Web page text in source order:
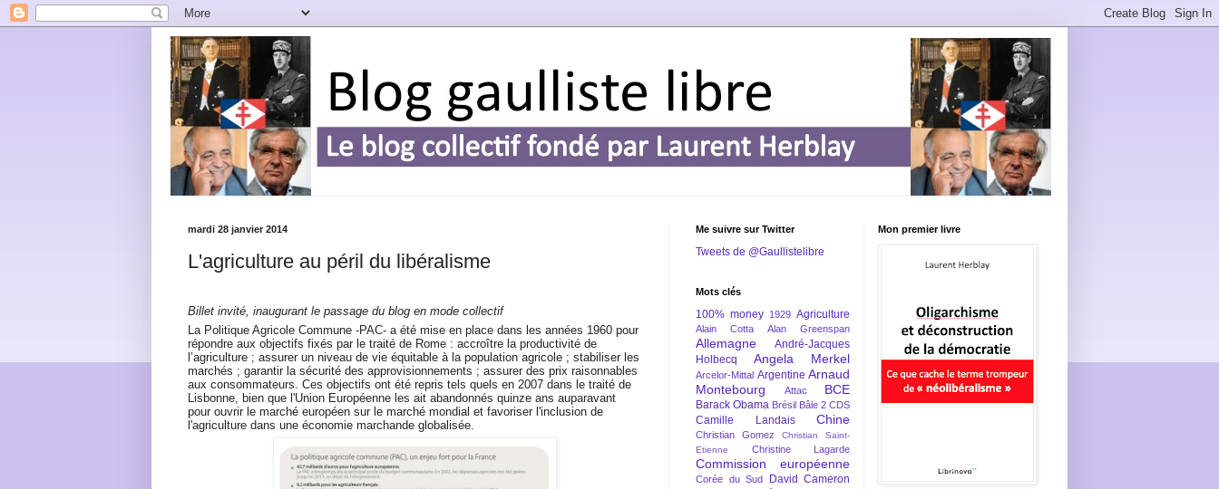
mardi 28 janvier 2014
L'agriculture au péril du libéralisme
Billet invité, inaugurant le passage du blog en mode collectif
La Politique Agricole Commune -PAC- a été mise en place dans les années 1960 pour
répondre aux objectifs fixés par le traité de Rome : accroître la productivité de
l’agriculture ; assurer un niveau de vie équitable à la population agricole ; stabiliser les
marchés ; garantir la sécurité des approvisionnements ; assurer des prix raisonnables
aux consommateurs. Ces objectifs ont été repris tels quels en 2007 dans le traité de
Lisbonne, bien que l'Union Européenne les ait abandonnés quinze ans auparavant
pour ouvrir le marché européen sur le marché mondial et favoriser l'inclusion de
l'agriculture dans une économie marchande globalisée.
Me suivre sur Twitter
Tweets de @Gaullistelibre
Mots clés
100% money 1929 Agriculture
Alain Cotta Alan Greenspan
Allemagne
André-Jacques
Holbecq
Angela Merkel
Arcelor-Mittal Argentine Arnaud
Montebourg
Attac BCE
Barack Obama Brésil Bâle 2 CDS
Camille Landais Chine
Christian Gomez
Christian Saint-
Etienne
Christine Lagarde
Commission européenne
Corée du Sud
David Cameron
Mon premier livre